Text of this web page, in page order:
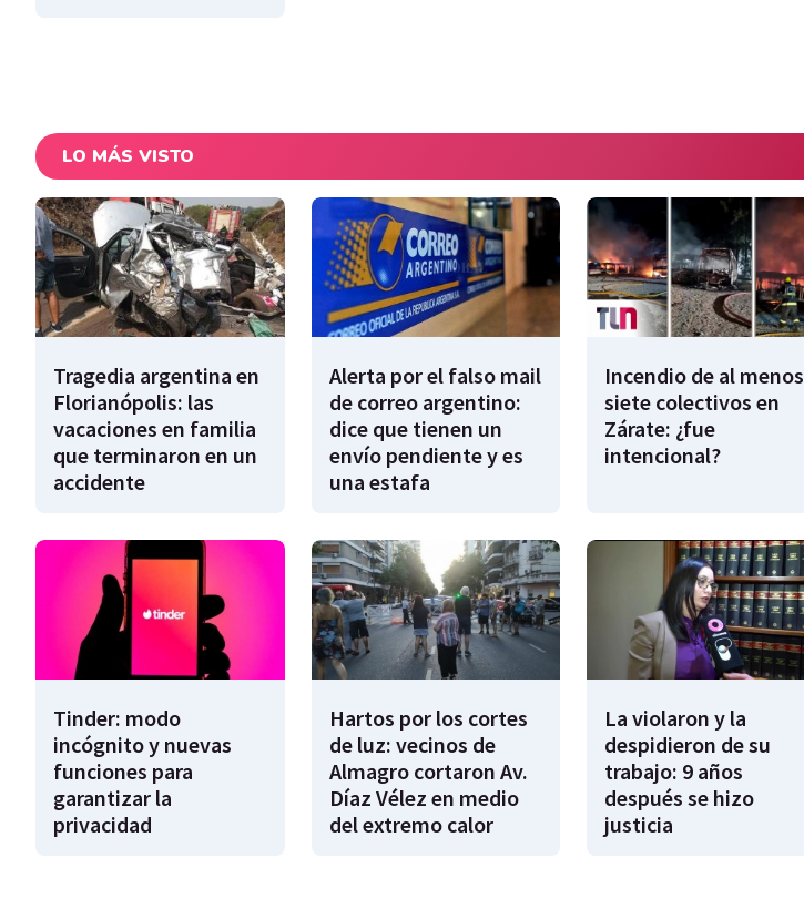
LO MÁS VISTO
Tragedia argentina en
Florianópolis: las
vacaciones en familia
que terminaron en un
accidente
Alerta por el falso mail
de correo argentino:
dice que tienen un
envío pendiente y es
una estafa
Incendio de al menos
siete colectivos en
Zárate: ¿fue
intencional?
Tinder: modo
incógnito y nuevas
funciones para
garantizar la
privacidad
Hartos por los cortes
de luz: vecinos de
Almagro cortaron Av.
Díaz Vélez en medio
del extremo calor
La violaron y la
despidieron de su
trabajo: 9 años
después se hizo
justicia